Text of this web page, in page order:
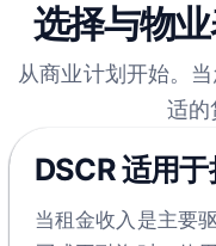
选择与物
从商业计划开始。
适的
DSCR 适用
当租金收入是主要